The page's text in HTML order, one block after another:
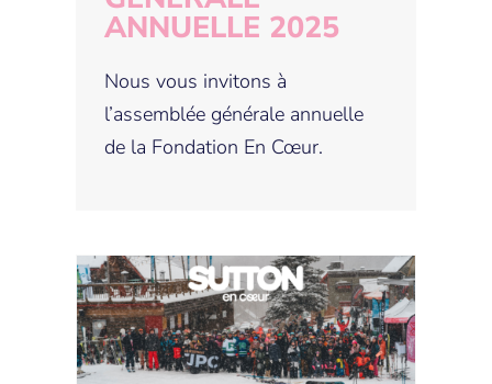
ANNUELLE 2025
Nous vous invitons à
l’assemblée générale annuelle
de la Fondation En Cœur.
Un succès pour Sutton
En Coeur!